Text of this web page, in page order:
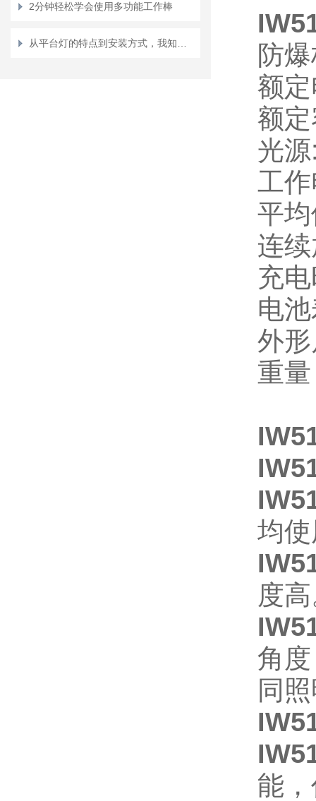
2分钟轻松学会使用多功能工作棒
IW5
防
额
额
光
工
平
连
充
电
外
重
IW5
IW5
IW5
均
IW5
度
IW5
角
同
IW5
IW5
能